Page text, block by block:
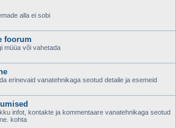
alla ei sobi
foorum
müüa või vahetada
erinevaid vanatehnikaga seotud detaile ja esemeid
infot, kontakte ja kommentaare vanatehnikaga seotud
kohta